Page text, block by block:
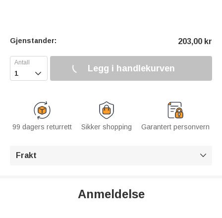
Gjenstander: 203,00 kr
 Legg i handlekurven
99 dagers returrett Sikker shopping Garantert personvern
Frakt 
Anmeldelse